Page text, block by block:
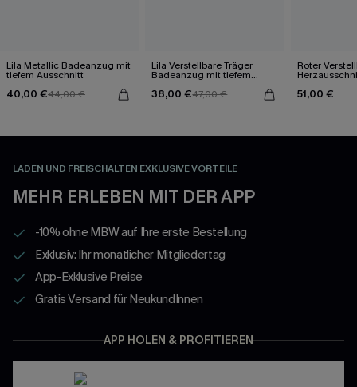
Lila Metallic Badeanzug mit
tiefem Ausschnitt
40,00 €44,00 €
Lila Verstellbare Träger
Badeanzug mit tiefem
38,00 €47,00 €
Roter
51,00 €
LADEN UND FREISCHALTEN EXKLUSIVE VORTEILE
MEHR ERLEBEN MIT DER APP
-10% ohne MBW auf Ihre erste Bestellung
Exklusiv: Ihr monatlicher Mitgliedertag
App-Exklusive Preise
Gratis Versand für NeukundInnen
APP HOLEN & PROFITIEREN